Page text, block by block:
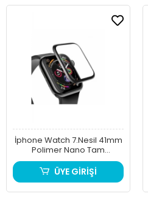
İphone Watch 7.Nesil 41mm
Polimer Nano Tam
Kaplama Ekran Koruyucu
ÜYE GİRİŞİ